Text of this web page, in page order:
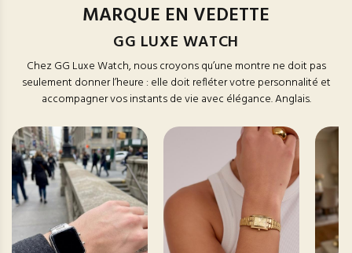
MARQUE EN VEDETTE
GG LUXE WATCH
Chez GG Luxe Watch, nous croyons qu’une montre ne doit pas
seulement donner l’heure : elle doit refléter votre personnalité et
accompagner vos instants de vie avec élégance. Anglais.